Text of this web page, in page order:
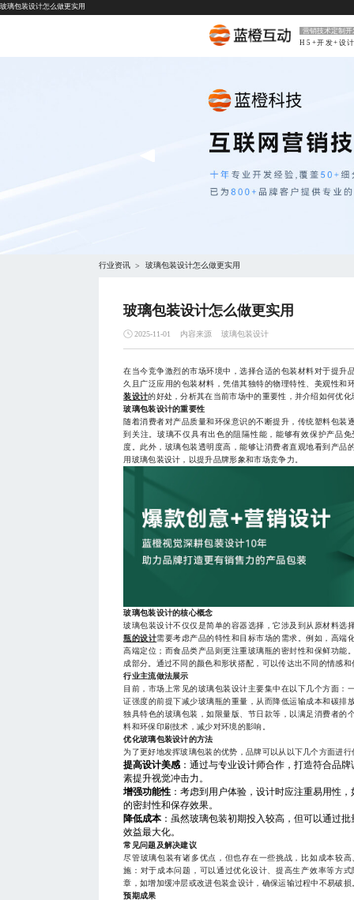
玻璃包装设计怎么做更实用
营销技术定制开
H5+开发+设
行业资讯 > 玻璃包装设计怎么做更实用
玻璃包装设计怎么做更实用
2025-11-01 内容来源 玻璃包装设计
在当今竞争激烈的市场环境中，选择合适的包装材料对于提升
久且广泛应用的包装材料，凭借其独特的物理特性、美观性和
装设计的好处，分析其在当前市场中的重要性，并介绍如何优
玻璃包装设计的重要性
随着消费者对产品质量和环保意识的不断提升，传统塑料包装
到关注。玻璃不仅具有出色的阻隔性能，能够有效保护产品
度。此外，玻璃包装透明度高，能够让消费者直观地看到产品
用玻璃包装设计，以提升品牌形象和市场竞争力。
玻璃包装设计的核心概念
玻璃包装设计不仅仅是简单的容器选择，它涉及到从原材料选
瓶的设计需要考虑产品的特性和目标市场的需求。例如，高端
高端定位；而食品类产品则更注重玻璃瓶的密封性和保鲜功能
成部分。通过不同的颜色和形状搭配，可以传达出不同的情感
行业主流做法展示
目前，市场上常见的玻璃包装设计主要集中在以下几个方面：
证强度的前提下减少玻璃瓶的重量，从而降低运输成本和碳排
独具特色的玻璃包装，如限量版、节日款等，以满足消费者的
料和环保印刷技术，减少对环境的影响。
优化玻璃包装设计的方法
为了更好地发挥玻璃包装的优势，品牌可以从以下几个方面进行
提高设计美感 ：通过与专业设计师合作，打造符合品
素提升视觉冲击力。
增强功能性 ：考虑到用户体验，设计时应注重易用性
的密封性和保存效果。
降低成本 ：虽然玻璃包装初期投入较高，但可以通过
效益最大化。
常见问题及解决建议
尽管玻璃包装有诸多优点，但也存在一些挑战，比如成本较
施：对于成本问题，可以通过优化设计、提高生产效率等方
章，如增加缓冲层或改进包装盒设计，确保运输过程中不易破损
预期成果